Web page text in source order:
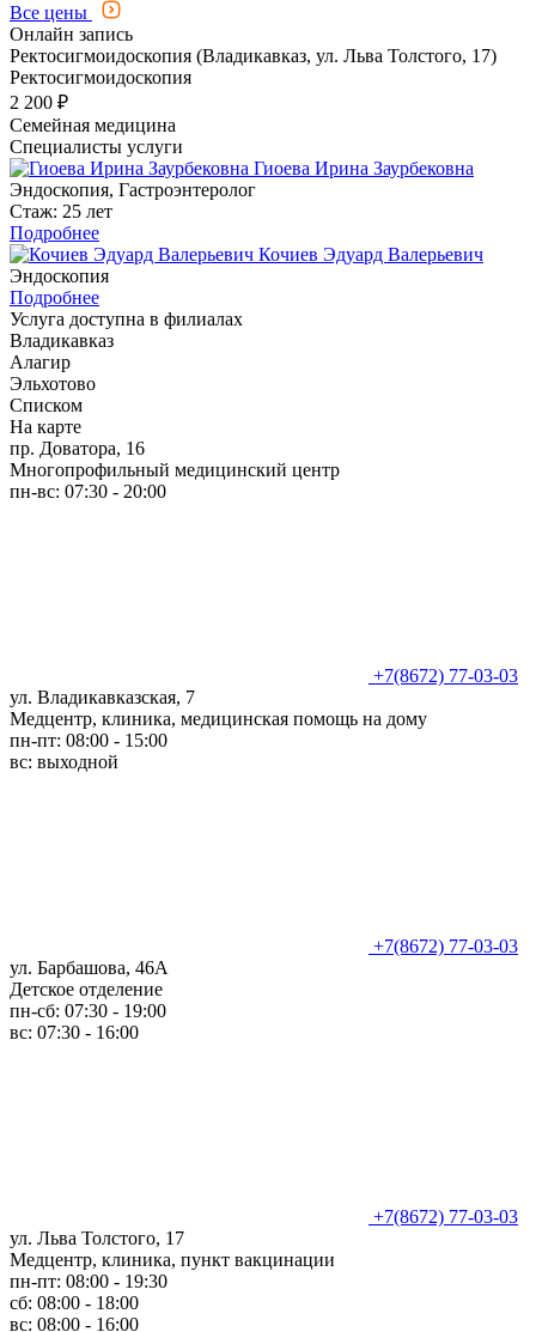
Все цены
Онлайн запись
Ректосигмоидоскопия (Владикавказ, ул. Льва Толстого, 17)
Ректосигмоидоскопия
2 200 ₽
Семейная медицина
Специалисты услуги
Гиоева Ирина Заурбековна
Эндоскопия, Гастроэнтеролог
Стаж: 25 лет
Подробнее
Кочиев Эдуард Валерьевич
Эндоскопия
Подробнее
Услуга доступна в филиалах
Владикавказ
Алагир
Эльхотово
Списком
На карте
пр. Доватора, 16
Многопрофильный медицинский центр
пн-вс: 07:30 - 20:00
+7(8672) 77-03-03
ул. Владикавказская, 7
Медцентр, клиника, медицинская помощь на дому
пн-пт: 08:00 - 15:00
вс: выходной
+7(8672) 77-03-03
ул. Барбашова, 46А
Детское отделение
пн-сб: 07:30 - 19:00
вс: 07:30 - 16:00
+7(8672) 77-03-03
ул. Льва Толстого, 17
Медцентр, клиника, пункт вакцинации
пн-пт: 08:00 - 19:30
сб: 08:00 - 18:00
вс: 08:00 - 16:00